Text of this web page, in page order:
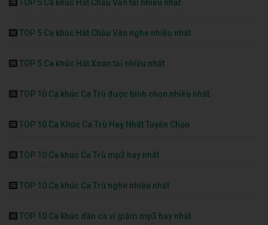
TOP 5 Ca khúc Hát Chầu Văn tải nhiều nhất
TOP 5 Ca khúc Hát Chầu Văn nghe nhiều nhất
TOP 5 Ca khúc Hát Xoan tải nhiều nhất
TOP 10 Ca khúc Ca Trù được bình chọn nhiều nhất
TOP 10 Ca Khúc Ca Trù Hay Nhất Tuyển Chọn
TOP 10 Ca khúc Ca Trù mp3 hay nhất
TOP 10 Ca khúc Ca Trù nghe nhiều nhất
TOP 10 Ca khúc dân ca ví giặm mp3 hay nhất